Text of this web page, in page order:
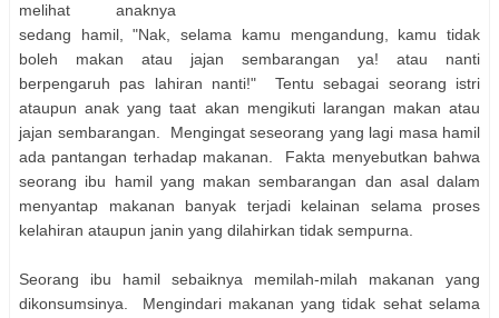
melihat anaknya
sedang hamil, "Nak, selama kamu mengandung, kamu tidak
boleh makan atau jajan sembarangan ya! atau nanti
berpengaruh pas lahiran nanti!" Tentu sebagai seorang istri
ataupun anak yang taat akan mengikuti larangan makan atau
jajan sembarangan. Mengingat seseorang yang lagi masa hamil
ada pantangan terhadap makanan. Fakta menyebutkan bahwa
seorang ibu hamil yang makan sembarangan dan asal dalam
menyantap makanan banyak terjadi kelainan selama proses
kelahiran ataupun janin yang dilahirkan tidak sempurna.
Seorang ibu hamil sebaiknya memilah-milah makanan yang
dikonsumsinya. Mengindari makanan yang tidak sehat selama